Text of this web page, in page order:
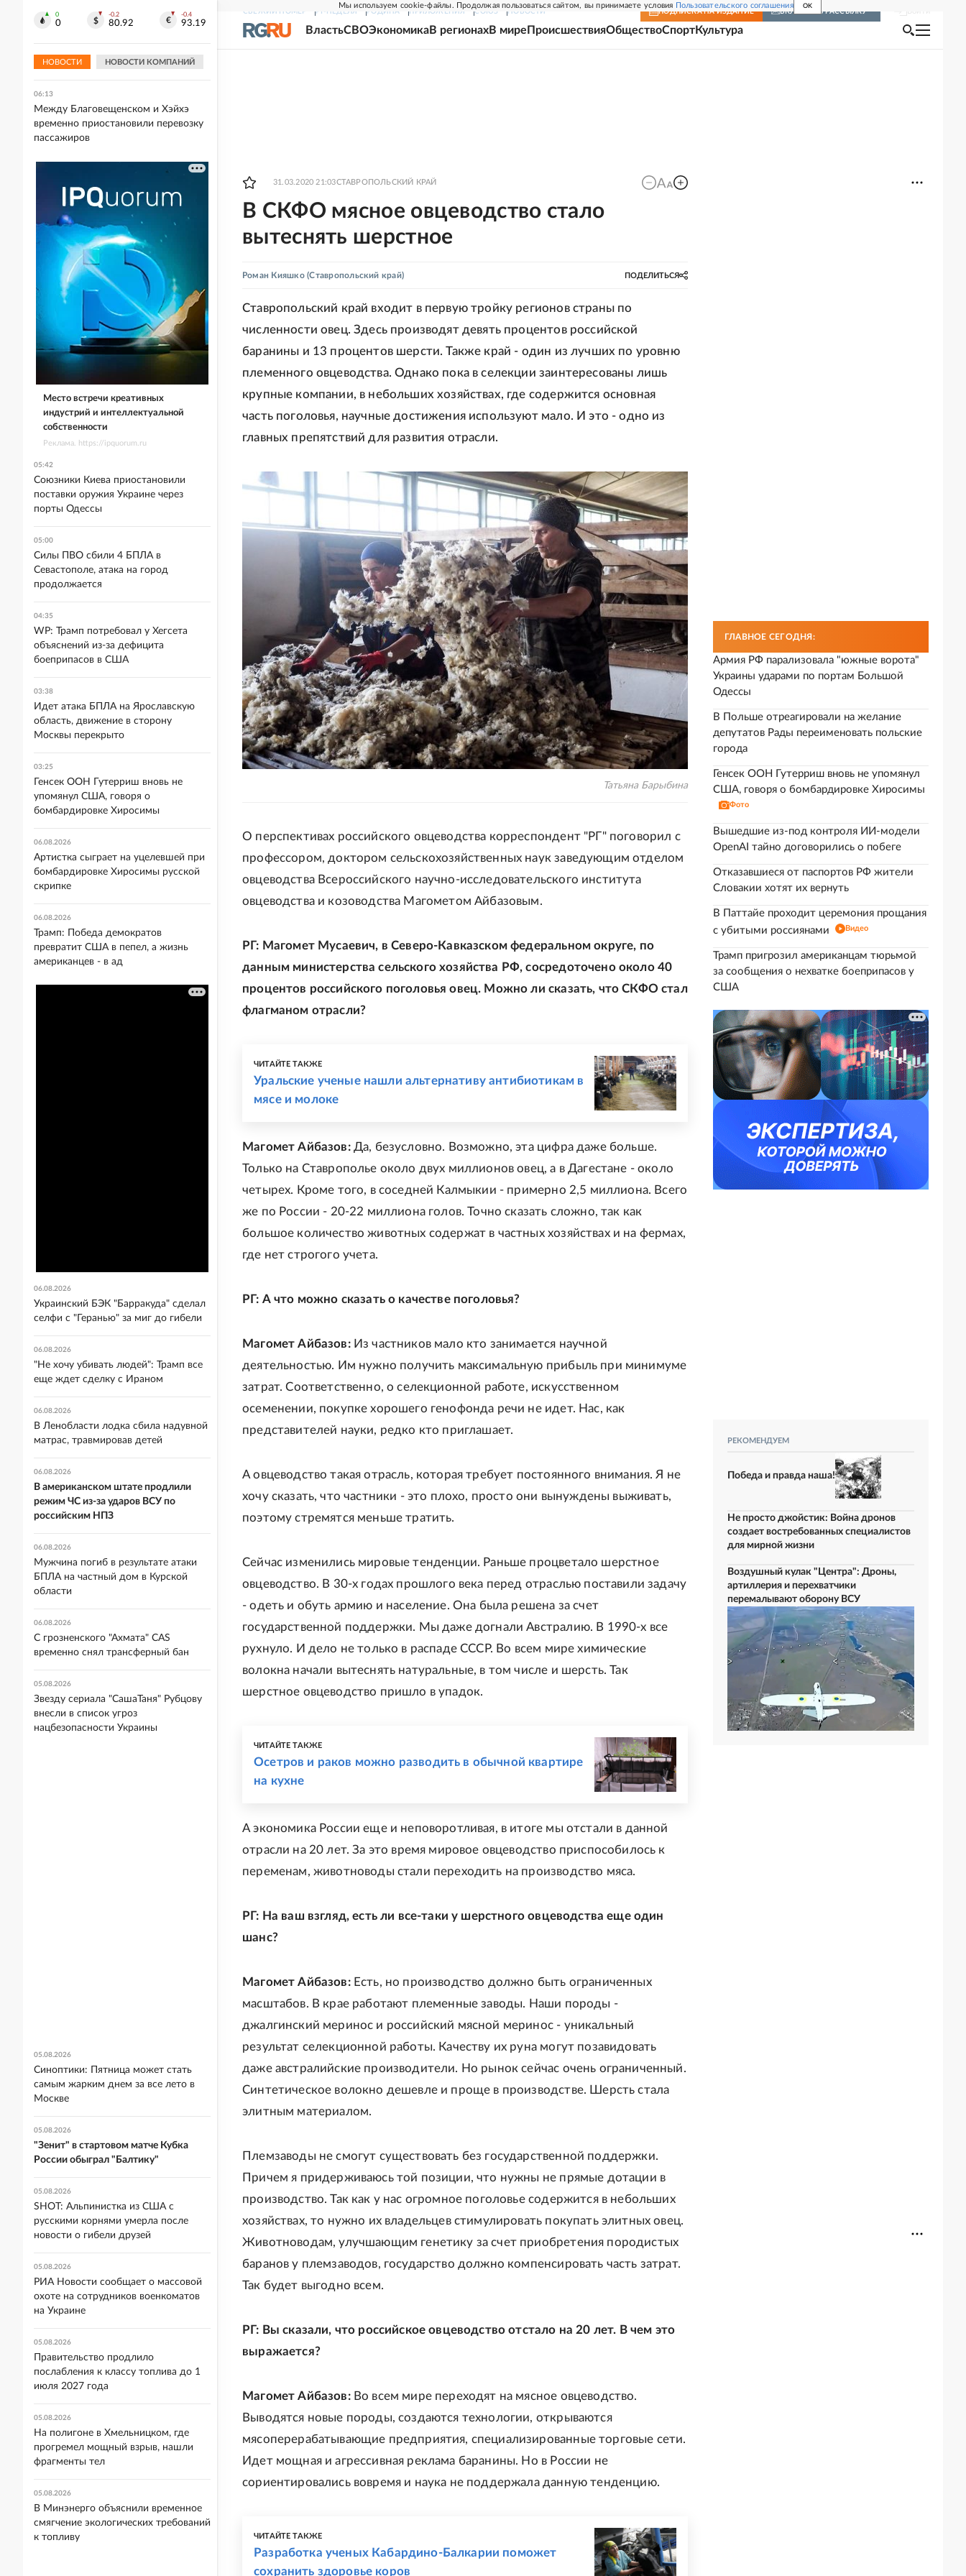
Мы используем cookie-файлы. Продолжая пользоваться сайтом, вы принимаете условия Пользовательского соглашения OK
СВЕЖИЙ НОМЕР РГ-НЕДЕЛЯ РОДИНА ПРИЛОЖЕНИЯ СОЮЗ НОВОСТИ ПОДПИСКА НА ИЗДАНИЕ ВКЛЮЧИТЬ РАССЫЛКУ
ВластьСВОЭкономикаВ регионахВ мире ПроисшествияОбществоСпортКультура
31.03.2020 21:03СТАВРОПОЛЬСКИЙ КРАЙ
В СКФО мясное овцеводство стало
вытеснять шерстное
Роман Кияшко(Ставропольский край) ПОДЕЛИТЬСЯ
Ставропольский край входит в первую тройку регионов страны по
численности овец. Здесь производят девять процентов российской
баранины и 13 процентов шерсти. Также край - один из лучших по уровню
племенного овцеводства. Однако пока в селекции заинтересованы лишь
крупные компании, в небольших хозяйствах, где содержится основная
часть поголовья, научные достижения используют мало. И это - одно из
главных препятствий для развития отрасли.
Татьяна Барыбина
О перспективах российского овцеводства корреспондент "РГ" поговорил с
профессором, доктором сельскохозяйственных наук заведующим отделом
овцеводства Всероссийского научно-исследовательского института
овцеводства и козоводства Магометом Айбазовым.
РГ: Магомет Мусаевич, в Северо-Кавказском федеральном округе, по
данным министерства сельского хозяйства РФ, сосредоточено около 40
процентов российского поголовья овец. Можно ли сказать, что СКФО стал
флагманом отрасли?
ЧИТАЙТЕ ТАКЖЕ
Уральские ученые нашли альтернативу антибиотикам в
мясе и молоке
Магомет Айбазов:Да, безусловно. Возможно, эта цифра даже больше.
Только на Ставрополье около двух миллионов овец, а в Дагестане - около
четырех. Кроме того, в соседней Калмыкии - примерно 2,5 миллиона. Всего
же по России - 20-22 миллиона голов. Точно сказать сложно, так как
большое количество животных содержат в частных хозяйствах и на фермах,
где нет строгого учета.
РГ: А что можно сказать о качестве поголовья?
Магомет Айбазов:Из частников мало кто занимается научной
деятельностью. Им нужно получить максимальную прибыль при минимуме
затрат. Соответственно, о селекционной работе, искусственном
осеменении, покупке хорошего генофонда речи не идет. Нас, как
представителей науки, редко кто приглашает.
А овцеводство такая отрасль, которая требует постоянного внимания. Я не
хочу сказать, что частники - это плохо, просто они вынуждены выживать,
поэтому стремятся меньше тратить.
Сейчас изменились мировые тенденции. Раньше процветало шерстное
овцеводство. В 30-х годах прошлого века перед отраслью поставили задачу
- одеть и обуть армию и население. Она была решена за счет
государственной поддержки. Мы даже догнали Австралию. В 1990-х все
рухнуло. И дело не только в распаде СССР. Во всем мире химические
волокна начали вытеснять натуральные, в том числе и шерсть. Так
шерстное овцеводство пришло в упадок.
ЧИТАЙТЕ ТАКЖЕ
Осетров и раков можно разводить в обычной квартире
на кухне
А экономика России еще и неповоротливая, в итоге мы отстали в данной
отрасли на 20 лет. За это время мировое овцеводство приспособилось к
переменам, животноводы стали переходить на производство мяса.
РГ: На ваш взгляд, есть ли все-таки у шерстного овцеводства еще один
шанс?
Магомет Айбазов:Есть, но производство должно быть ограниченных
масштабов. В крае работают племенные заводы. Наши породы -
джалгинский меринос и российский мясной меринос - уникальный
результат селекционной работы. Качеству их руна могут позавидовать
даже австралийские производители. Но рынок сейчас очень ограниченный.
Синтетическое волокно дешевле и проще в производстве. Шерсть стала
элитным материалом.
Племзаводы не смогут существовать без государственной поддержки.
Причем я придерживаюсь той позиции, что нужны не прямые дотации в
производство. Так как у нас огромное поголовье содержится в небольших
хозяйствах, то нужно их владельцев стимулировать покупать элитных овец.
Животноводам, улучшающим генетику за счет приобретения породистых
баранов у племзаводов, государство должно компенсировать часть затрат.
Так будет выгодно всем.
РГ: Вы сказали, что российское овцеводство отстало на 20 лет. В чем это
выражается?
Магомет Айбазов:Во всем мире переходят на мясное овцеводство.
Выводятся новые породы, создаются технологии, открываются
мясоперерабатывающие предприятия, специализированные торговые сети.
Идет мощная и агрессивная реклама баранины. Но в России не
сориентировались вовремя и наука не поддержала данную тенденцию.
ЧИТАЙТЕ ТАКЖЕ
Разработка ученых Кабардино-Балкарии поможет
сохранить здоровье коров
ГЛАВНОЕ СЕГОДНЯ:
Армия РФ парализовала "южные ворота"
Украины ударами по портам Большой
Одессы
В Польше отреагировали на желание
депутатов Рады переименовать польские
города
Генсек ООН Гутерриш вновь не упомянул
США, говоря о бомбардировке Хиросимы
Фото
Вышедшие из-под контроля ИИ-модели
OpenAI тайно договорились о побеге
Отказавшиеся от паспортов РФ жители
Словакии хотят их вернуть
В Паттайе проходит церемония прощания
с убитыми россиянами
Видео
Трамп пригрозил американцам тюрьмой
за сообщения о нехватке боеприпасов у
США
РЕКОМЕНДУЕМ
Победа и правда наша!
Не просто джойстик: Война дронов
создает востребованных специалистов
для мирной жизни
Воздушный кулак "Центра": Дроны,
артиллерия и перехватчики
перемалывают оборону ВСУ
0
0
-0.2
80.92
-0.4
93.19
НОВОСТИ НОВОСТИ КОМПАНИЙ
06:32
миры Ивана Билибина"
06:13
Между Благовещенском и Хэйхэ
временно приостановили перевозку
пассажиров
Место встречи креативных
индустрий и интеллектуальной
собственности
Реклама. https://ipquorum.ru
05:42
Союзники Киева приостановили
поставки оружия Украине через
порты Одессы
05:00
Силы ПВО сбили 4 БПЛА в
Севастополе, атака на город
продолжается
04:35
WP: Трамп потребовал у Хегсета
объяснений из-за дефицита
боеприпасов в США
03:38
Идет атака БПЛА на Ярославскую
область, движение в сторону
Москвы перекрыто
03:25
Генсек ООН Гутерриш вновь не
упомянул США, говоря о
бомбардировке Хиросимы
06.08.2026
Артистка сыграет на уцелевшей при
бомбардировке Хиросимы русской
скрипке
06.08.2026
Трамп: Победа демократов
превратит США в пепел, а жизнь
американцев - в ад
06.08.2026
Украинский БЭК "Барракуда" сделал
селфи с "Геранью" за миг до гибели
06.08.2026
"Не хочу убивать людей": Трамп все
еще ждет сделку с Ираном
06.08.2026
В Ленобласти лодка сбила надувной
матрас, травмировав детей
06.08.2026
В американском штате продлили
режим ЧС из-за ударов ВСУ по
российским НПЗ
06.08.2026
Мужчина погиб в результате атаки
БПЛА на частный дом в Курской
области
06.08.2026
С грозненского "Ахмата" CAS
временно снял трансферный бан
05.08.2026
Звезду сериала "СашаТаня" Рубцову
внесли в список угроз
нацбезопасности Украины
05.08.2026
Синоптики: Пятница может стать
самым жарким днем за все лето в
Москве
05.08.2026
"Зенит" в стартовом матче Кубка
России обыграл "Балтику"
05.08.2026
SHOT: Альпинистка из США с
русскими корнями умерла после
новости о гибели друзей
05.08.2026
РИА Новости сообщает о массовой
охоте на сотрудников военкоматов
на Украине
05.08.2026
Правительство продлило
послабления к классу топлива до 1
июля 2027 года
05.08.2026
На полигоне в Хмельницком, где
прогремел мощный взрыв, нашли
фрагменты тел
05.08.2026
В Минэнерго объяснили временное
смягчение экологических требований
к топливу